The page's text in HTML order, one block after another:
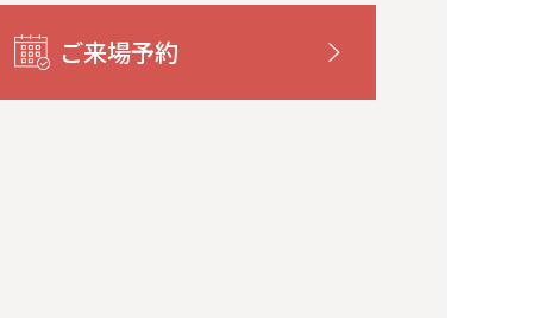
ご来場予約